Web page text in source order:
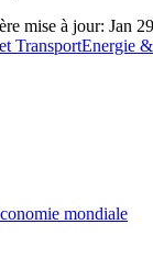
mise à jour: Jan
TransportEnergie
mondiale